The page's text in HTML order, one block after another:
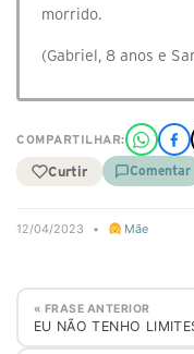
morrido.
(Gabriel, 8 anos e
COMPARTILHAR:
Curtir Comentar
12/04/2023 • Mãe
« FRASE ANTERIOR
EU NÃO TENHO